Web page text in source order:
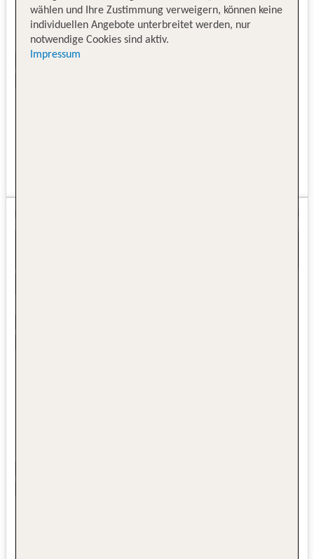
wählen und Ihre Zustimmung verweigern, können keine
individuellen Angebote unterbreitet werden, nur
notwendige Cookies sind aktiv.
Impressum